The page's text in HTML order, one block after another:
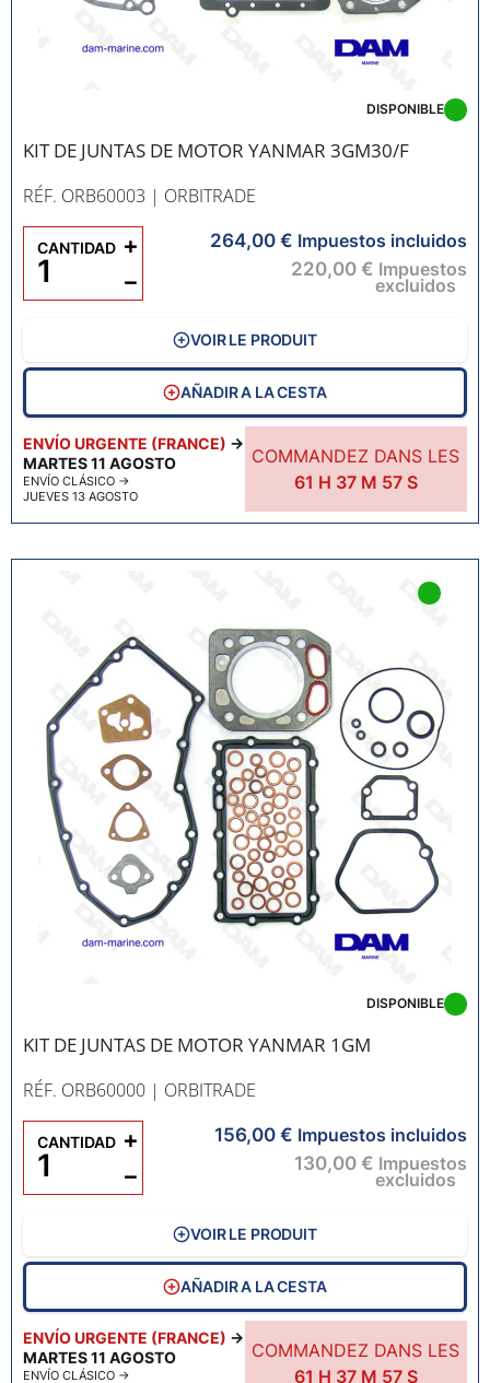
KIT DE JUNTAS DE MOTOR YANMAR 3GM30/F
RÉF. ORB60003 | ORBITRADE
ENVÍO URGENTE (FRANCE) →
MARTES 11 AGOSTO
ENVÍO CLÁSICO →
JUEVES 13 AGOSTO
COMMANDEZ DANS LES
61 H 37M 55 S
DISPONIBLE
264,00 € Impuestos incluidos
220,00 € Impuestos
excluidos
CANTIDAD
−
+
VOIR LE PRODUIT
AÑADIR A LA CESTA
KIT DE JUNTAS DE MOTOR YANMAR 1GM
RÉF. ORB60000 | ORBITRADE
ENVÍO URGENTE (FRANCE) →
MARTES 11 AGOSTO
ENVÍO CLÁSICO →
COMMANDEZ DANS LES
61 H 37M 55 S
DISPONIBLE
156,00 € Impuestos incluidos
130,00 € Impuestos
excluidos
CANTIDAD
−
+
VOIR LE PRODUIT
AÑADIR A LA CESTA